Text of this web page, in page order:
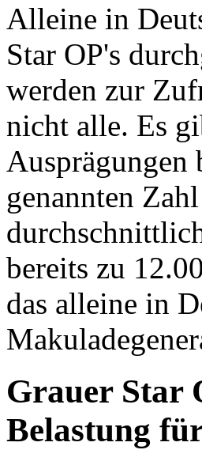
Alleine in
Star OP's
werden zur
nicht alle. Es
Ausprägungen
genannten
bereits zu
das alleine in
Grauer Star
Belastung